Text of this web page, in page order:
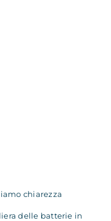
chiarezza
delle batterie in